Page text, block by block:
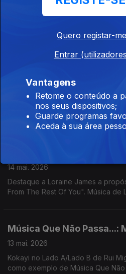
19 mai. 2026
a banda sonora de A Clockwork
Música de Saint John Mary, James
Jane Weaver, ...
18 mai. 2026
Tuxedomoon no Lado A/Lado B de
em Câmara Lenta. Música de Leon
Steven Brown, Residents, Laurie
14 mai. 2026
Destaque a Loraine James a
From The Rest Of You". Música de
Música Que Não Passa...:
13 mai. 2026
Kokayi no Lado A/Lado B de Rui
como exemplo de Música Que Não
Quero registar-
Entrar
Vantagens
Retome o conteúdo a
nos seus dispositivos;
Guarde programas
Aceda à sua área